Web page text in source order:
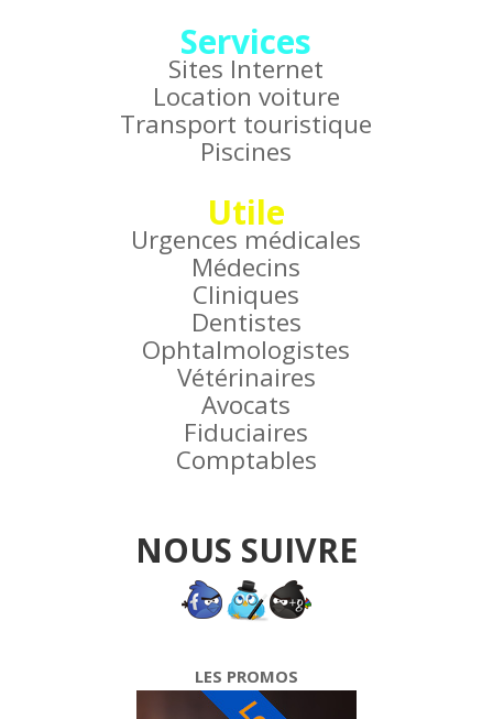
Services
Sites Internet
Location voiture
Transport touristique
Piscines
Utile
Urgences médicales
Médecins
Cliniques
Dentistes
Ophtalmologistes
Vétérinaires
Avocats
Fiduciaires
Comptables
NOUS SUIVRE
LES PROMOS